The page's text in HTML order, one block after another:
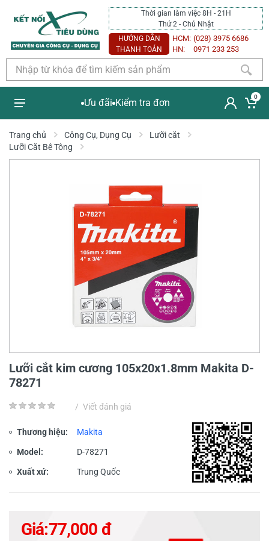
Thời gian làm việc 8H - 21H
Thứ 2 - Chủ Nhật
HƯỚNG DẪN
THANH TOÁN
HCM: (028) 3975 6686
HN:
0971 233 253
Ưu đãi Kiểm tra đơn
0
Trang chủ Công Cụ, Dụng Cụ
Lưỡi cắt
Lưỡi Cắt Bê Tông
Lưỡi cắt kim cương 105x20x1.8mm Makita D-
78271
/ Viết đánh giá
Thương hiệu: Makita
Model: D-78271
Xuất xứ: Trung Quốc
Giá:77,000 đ